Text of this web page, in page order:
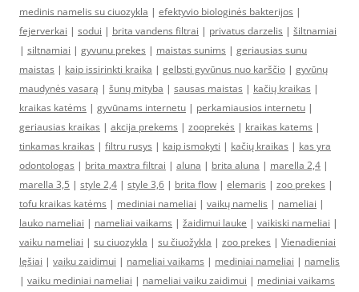
medinis namelis su ciuozykla | efektyvio biologinės bakterijos |
fejerverkai | sodui | brita vandens filtrai | privatus darzelis | šiltnamiai
| siltnamiai | gyvunu prekes | maistas sunims | geriausias sunu
maistas | kaip issirinkti kraika | gelbsti gyvūnus nuo karščio | gyvūnų
maudynės vasarą | šunų mityba | sausas maistas | kačių kraikas |
kraikas katėms | gyvūnams internetu | perkamiausios internetu |
geriausias kraikas | akcija prekems | zooprekės | kraikas katems |
tinkamas kraikas | filtru rusys | kaip ismokyti | kačių kraikas | kas yra
odontologas | brita maxtra filtrai | aluna | brita aluna | marella 2,4 |
marella 3,5 | style 2,4 | style 3,6 | brita flow | elemaris | zoo prekes |
tofu kraikas katėms | mediniai nameliai | vaikų namelis | nameliai |
lauko nameliai | nameliai vaikams | žaidimui lauke | vaikiski nameliai |
vaiku nameliai | su ciuozykla | su čiuožykla | zoo prekes | Vienadieniai
lęšiai | vaiku zaidimui | nameliai vaikams | mediniai nameliai | namelis
| vaiku mediniai nameliai | nameliai vaiku zaidimui | mediniai vaikams